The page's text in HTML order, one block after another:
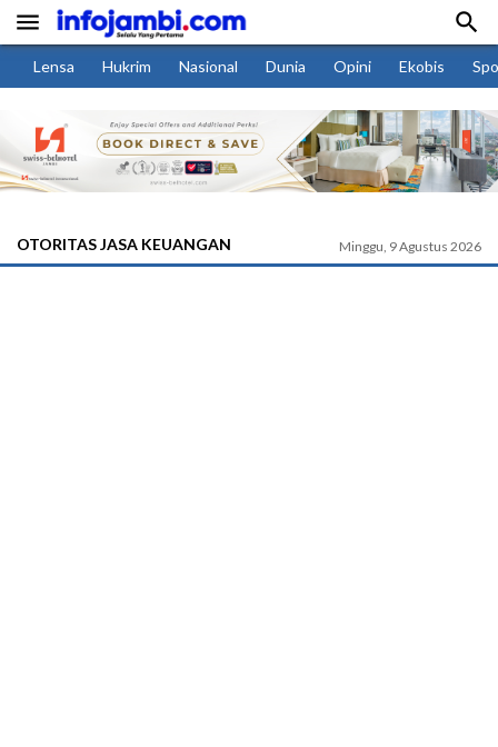
 
Lensa Hukrim Nasional Dunia Opini Ekobis
OTORITAS JASA KEUANGAN Minggu, 9 Agustus 2026